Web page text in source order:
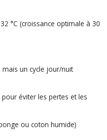
°C (croissance optimale à 30
mais un cycle jour/nuit
éviter les pertes et les
ou coton humide)